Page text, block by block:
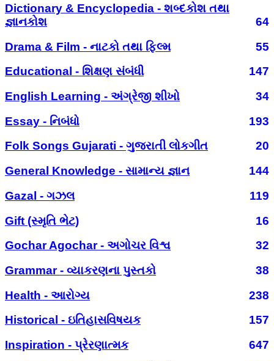
Dictionary & Encyclopedia - શબ્દકોશ તથા
જ્ઞાનકોશ
64
Drama & Film - નાટકો તથા ફિલ્મ
55
Educational - શિક્ષણ સંબંધી
147
English Learning - અંગ્રેજી શીખો
34
Essay - નિબંધો
193
Folk Songs Gujarati - ગુજરાતી લોકગીત
20
General Knowledge - સામાન્ય જ્ઞાન
144
Gazal - ગઝલ
119
Gift (સ્મૃતિ ભેટ)
16
Gochar Agochar - અગોચર વિશ્વ
32
Grammar - વ્યાકરણના પુસ્તકો
38
Health - આરોગ્ય
238
Historical - ઇતિહાસવિષયક
157
Inspiration - પ્રેરણાત્મક
647